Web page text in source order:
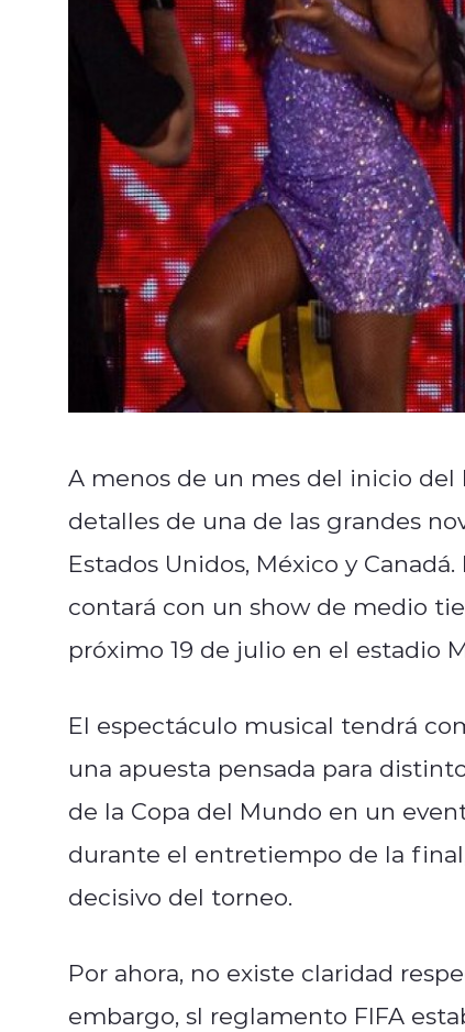
A menos de un mes del inicio del
detalles de una de las grandes
Estados Unidos, México y
contará con un show de medio
próximo 19 de julio en el estadio
El espectáculo musical tendrá
una apuesta pensada para
de la Copa del Mundo en un
durante el entretiempo de la
decisivo del torneo.
Por ahora, no existe claridad
embargo, sl reglamento FIFA